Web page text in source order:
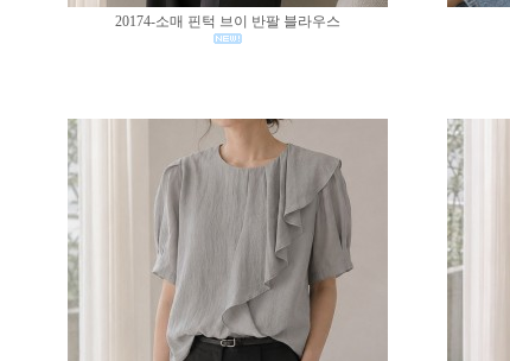
20174-소매 핀턱 브이 반팔 블라우스